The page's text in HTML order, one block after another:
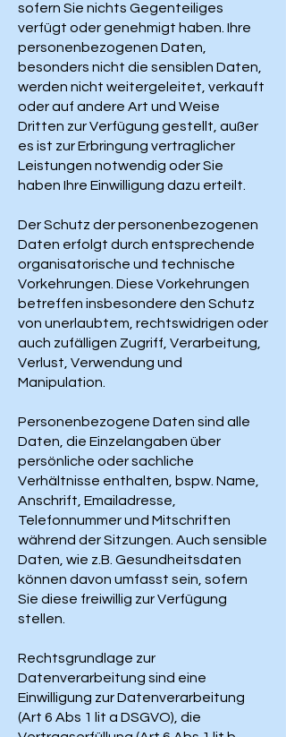
sofern Sie nichts Gegenteiliges
verfügt oder genehmigt haben. Ihre
personenbezogenen Daten,
besonders nicht die sensiblen Daten,
werden nicht weitergeleitet, verkauft
oder auf andere Art und Weise
Dritten zur Verfügung gestellt, außer
es ist zur Erbringung vertraglicher
Leistungen notwendig oder Sie
haben Ihre Einwilligung dazu erteilt.
Der Schutz der personenbezogenen
Daten erfolgt durch entsprechende
organisatorische und technische
Vorkehrungen. Diese Vorkehrungen
betreffen insbesondere den Schutz
von unerlaubtem, rechtswidrigen oder
auch zufälligen Zugriff, Verarbeitung,
Verlust, Verwendung und
Manipulation.
Personenbezogene Daten sind alle
Daten, die Einzelangaben über
persönliche oder sachliche
Verhältnisse enthalten, bspw. Name,
Anschrift, Emailadresse,
Telefonnummer und Mitschriften
während der Sitzungen. Auch sensible
Daten, wie z.B. Gesundheitsdaten
können davon umfasst sein, sofern
Sie diese freiwillig zur Verfügung
stellen.
Rechtsgrundlage zur
Datenverarbeitung sind eine
Einwilligung zur Datenverarbeitung
(Art 6 Abs 1 lit a DSGVO), die